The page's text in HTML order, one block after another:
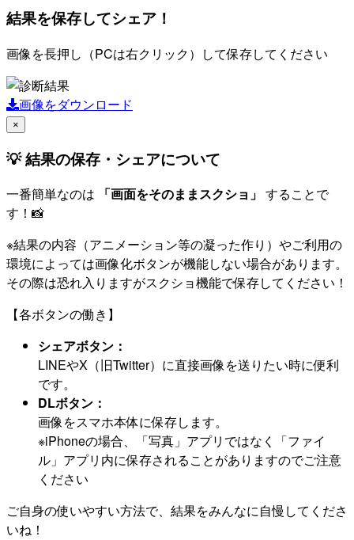
結果を保存してシェア！
画像を長押し（PCは右クリック）して保存してください
画像をダウンロード
×
💡 結果の保存・シェアについて
一番簡単なのは 「画面をそのままスクショ」 することで
す！📸
※結果の内容（アニメーション等の凝った作り）やご利用の
環境によっては画像化ボタンが機能しない場合があります。
その際は恐れ入りますがスクショ機能で保存してください！
【各ボタンの働き】
シェアボタン：
LINEやX（旧Twitter）に直接画像を送りたい時に便利
です。
DLボタン：
画像をスマホ本体に保存します。
※iPhoneの場合、「写真」アプリではなく「ファイ
ル」アプリ内に保存されることがありますのでご注意
ください
ご自身の使いやすい方法で、結果をみんなに自慢してくださ
いね！